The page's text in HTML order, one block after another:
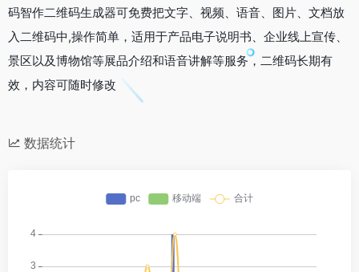
码智作二维码生成器可免费把文字、视频、语音、图片、文档放
入二维码中,操作简单，适用于产品电子说明书、企业线上宣传、
景区以及博物馆等展品介绍和语音讲解等服务，二维码长期有
效，内容可随时修改
数据统计